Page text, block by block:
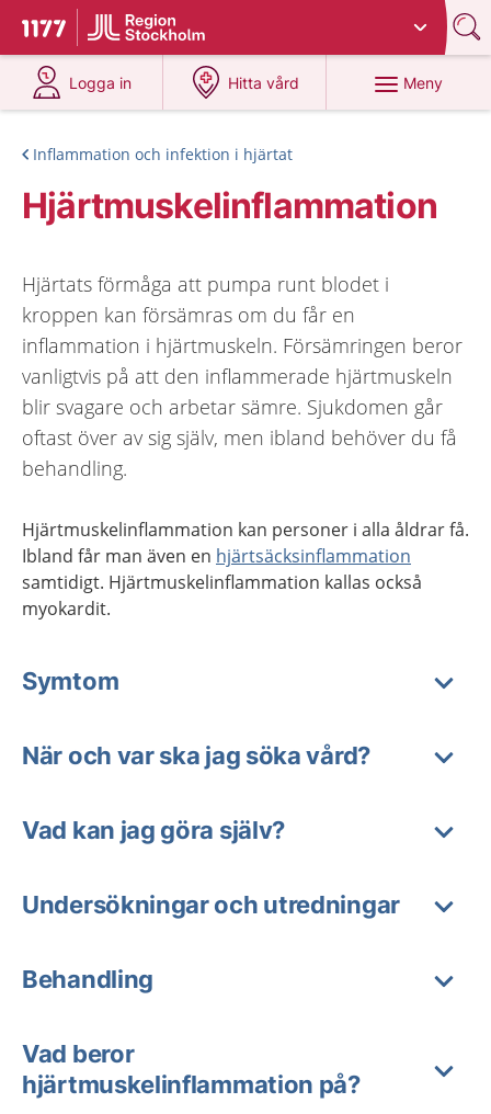
Till startsidan för 1177
Du har valt region
Logga in
på 1177.se
Hitta vård
på 1177.se
Meny
Inflammation och infektion i hjärtat
Hjärtmuskelinflammation
Hjärtats förmåga att pumpa runt blodet i
kroppen kan försämras om du får en
inflammation i hjärtmuskeln. Försämringen beror
vanligtvis på att den inflammerade hjärtmuskeln
blir svagare och arbetar sämre. Sjukdomen går
oftast över av sig själv, men ibland behöver du få
behandling.
Hjärtmuskelinflammation kan personer i alla åldrar få.
Ibland får man även en hjärtsäcksinflammation
samtidigt. Hjärtmuskelinflammation kallas också
myokardit.
Symtom
När och var ska jag söka vård?
Vad kan jag göra själv?
Undersökningar och utredningar
Behandling
Vad beror
hjärtmuskelinflammation på?